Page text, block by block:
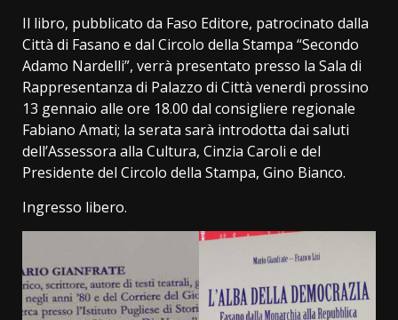
Il libro, pubblicato da Faso Editore, patrocinato dalla
Città di Fasano e dal Circolo della Stampa “Secondo
Adamo Nardelli”, verrà presentato presso la Sala di
Rappresentanza di Palazzo di Città venerdì prossino
13 gennaio alle ore 18.00 dal consigliere regionale
Fabiano Amati; la serata sarà introdotta dai saluti
dell’Assessora alla Cultura, Cinzia Caroli e del
Presidente del Circolo della Stampa, Gino Bianco.
Ingresso libero.